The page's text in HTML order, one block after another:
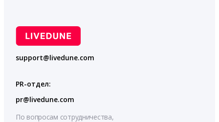
support@livedune.com
PR-отдел:
pr@livedune.com
По вопросам сотрудничества,